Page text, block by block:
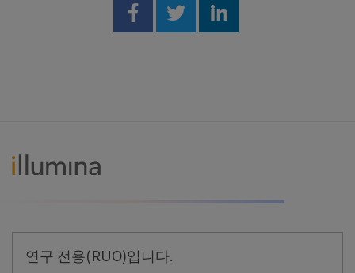
Share on Facebook
Share on Twitter
Share on
연구 전용(RUO)입니다.